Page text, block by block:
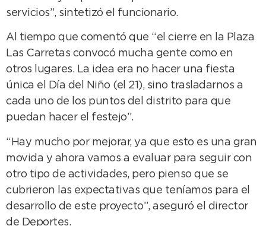
servicios”, sintetizó el funcionario.
Al tiempo que comentó que “el cierre en la Plaza
Las Carretas convocó mucha gente como en
otros lugares. La idea era no hacer una fiesta
única el Día del Niño (el 21), sino trasladarnos a
cada uno de los puntos del distrito para que
puedan hacer el festejo”.
“Hay mucho por mejorar, ya que esto es una gran
movida y ahora vamos a evaluar para seguir con
otro tipo de actividades, pero pienso que se
cubrieron las expectativas que teníamos para el
desarrollo de este proyecto”, aseguró el director
de Deportes.